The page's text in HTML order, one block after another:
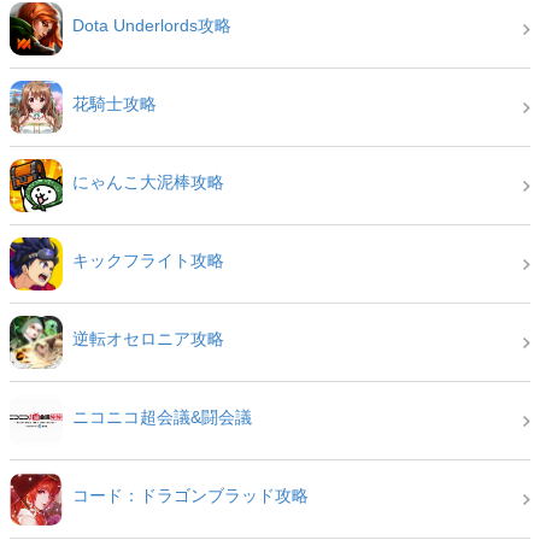
Dota Underlords攻略
花騎士攻略
にゃんこ大泥棒攻略
キックフライト攻略
逆転オセロニア攻略
ニコニコ超会議&闘会議
コード：ドラゴンブラッド攻略